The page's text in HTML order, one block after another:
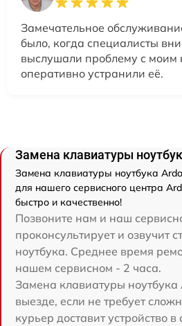
Замечательное
было, когда специалисты
выслушали проблему с моим
оперативно устранили её.
Замена клавиатуры
Замена клавиатуры ноутбука
для нашего сервисного центра
быстро и качественно!
Позвоните нам и наш
проконсультирует и озвучит
ноутбука. Среднее время
нашем сервисном - 2 часа.
Замена клавиатуры ноутбука
выезде, если не требует
курьер доставит устройство